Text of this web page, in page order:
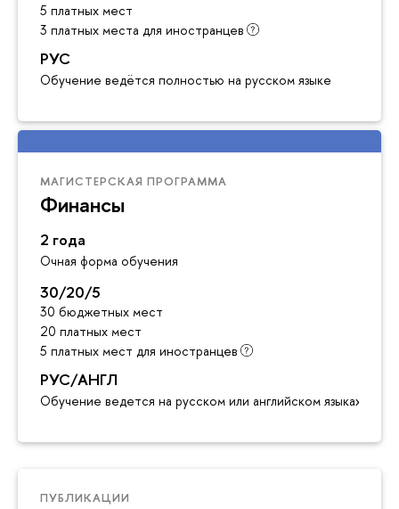
5 платных мест
3 платных места для иностранце
РУС
Обучение ведётся полностью на русском языке
МАГИСТЕРСКАЯ ПРОГРАММА
Финансы
2 года
Очная форма обучения
30/20/5
30 бюджетных мест
20 платных мест
5 платных мест для иностранце
РУС/АНГЛ
Обучение ведется на русском или английском языках
ПУБЛИКАЦИИ